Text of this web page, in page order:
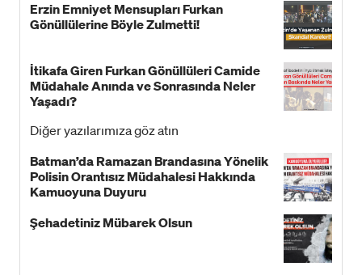
Erzin Emniyet Mensupları Furkan
Gönüllülerine Böyle Zulmetti!
İtikafa Giren Furkan Gönüllüleri Camide
Müdahale Anında ve Sonrasında Neler
Yaşadı?
Diğer yazılarımıza göz atın
Batman’da Ramazan Brandasına Yönelik
Polisin Orantısız Müdahalesi Hakkında
Kamuoyuna Duyuru
Şehadetiniz Mübarek Olsun